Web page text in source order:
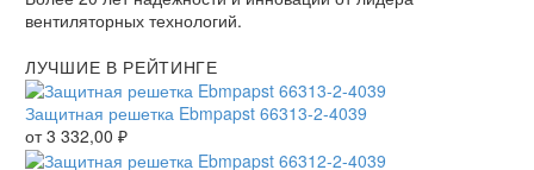
вентиляторных технологий.
ЛУЧШИЕ В РЕЙТИНГЕ
Защитная решетка Ebmpapst 66313-2-4039
от3 332,00 ₽